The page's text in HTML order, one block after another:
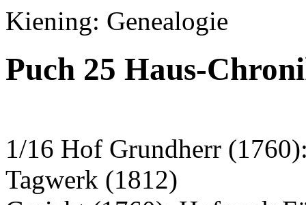
Kiening: Genealogie
Puch 25 Haus-
1/16 Hof Grundherr
Tagwerk (1812)